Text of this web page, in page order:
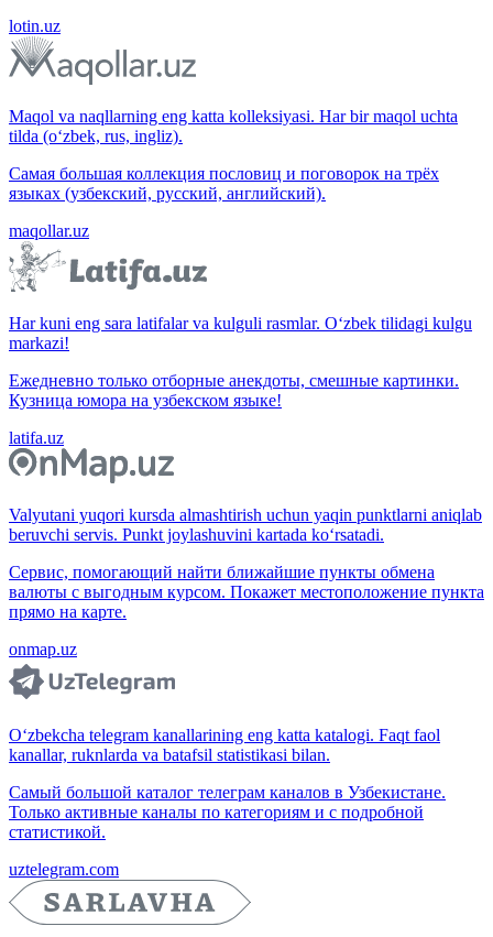
lotin.uz
Maqol va naqllarning eng katta kolleksiyasi. Har bir maqol uchta
tilda (o‘zbek, rus, ingliz).
Самая большая коллекция пословиц и поговорок на трёх
языках (узбекский, русский, английский).
maqollar.uz
Har kuni eng sara latifalar va kulguli rasmlar. O‘zbek tilidagi kulgu
markazi!
Ежедневно только отборные анекдоты, смешные картинки.
Кузница юмора на узбекском языке!
latifa.uz
Valyutani yuqori kursda almashtirish uchun yaqin punktlarni aniqlab
beruvchi servis. Punkt joylashuvini kartada ko‘rsatadi.
Сервис, помогающий найти ближайшие пункты обмена
валюты с выгодным курсом. Покажет местоположение пункта
прямо на карте.
onmap.uz
O‘zbekcha telegram kanallarining eng katta katalogi. Faqt faol
kanallar, ruknlarda va batafsil statistikasi bilan.
Самый большой каталог телеграм каналов в Узбекистане.
Только активные каналы по категориям и с подробной
статистикой.
uztelegram.com